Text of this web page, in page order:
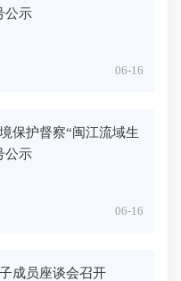
公示
06-16
保护督察“闽江流域生
公示
06-16
成员座谈会召开